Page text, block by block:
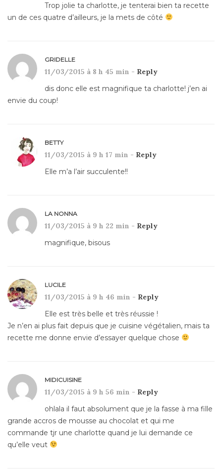
Trop jolie ta charlotte, je tenterai bien ta recette
un de ces quatre d’ailleurs, je la mets de côté
GRIDELLE
11/03/2015 à 8 h 45 min - Reply
dis donc elle est magnifique ta charlotte! j’en ai
envie du coup!
BETTY
11/03/2015 à 9 h 17 min - Reply
Elle m’a l’air succulente!!
LA NONNA
11/03/2015 à 9 h 22 min - Reply
magnifique, bisous
LUCILE
11/03/2015 à 9 h 46 min - Reply
Elle est très belle et très réussie !
Je n’en ai plus fait depuis que je cuisine végétalien, mais ta
recette me donne envie d’essayer quelque chose
MIDICUISINE
11/03/2015 à 9 h 56 min - Reply
ohlala il faut absolument que je la fasse à ma fille
grande accros de mousse au chocolat et qui me
commande tjr une charlotte quand je lui demande ce
qu’elle veut